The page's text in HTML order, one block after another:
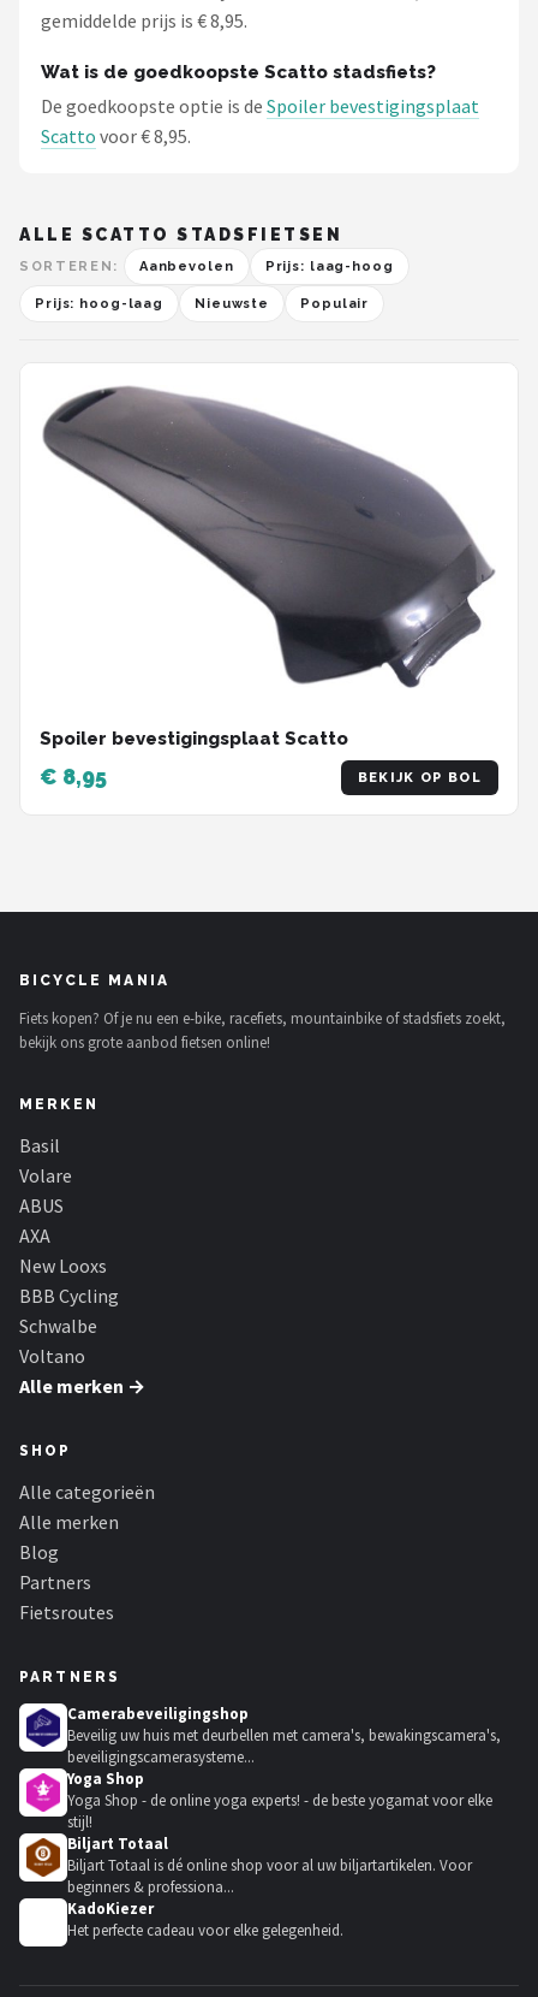
Cortina
Alle merken →
gemiddelde prijs is € 8,95.
Wat is de goedkoopste Scatto stadsfiets?
De goedkoopste optie is de Spoiler bevestigingsplaat
Scatto voor € 8,95.
ALLE SCATTO STADSFIETSEN
SORTEREN: Aanbevolen Prijs: laag-hoog
Prijs: hoog-laag Nieuwste Populair
Spoiler bevestigingsplaat Scatto
€ 8,95 BEKIJK OP BOL
BICYCLE MANIA
Fiets kopen? Of je nu een e-bike, racefiets, mountainbike of stadsfiets zoekt,
bekijk ons grote aanbod fietsen online!
MERKEN
Basil
Volare
ABUS
AXA
New Looxs
BBB Cycling
Schwalbe
Voltano
Alle merken →
SHOP
Alle categorieën
Alle merken
Blog
Partners
Fietsroutes
PARTNERS
Camerabeveiligingshop
Beveilig uw huis met deurbellen met camera's, bewakingscamera's,
beveiligingscamerasysteme...
Yoga Shop
Yoga Shop - de online yoga experts! - de beste yogamat voor elke
stijl!
Biljart Totaal
Biljart Totaal is dé online shop voor al uw biljartartikelen. Voor
beginners & professiona...
KadoKiezer
Het perfecte cadeau voor elke gelegenheid.